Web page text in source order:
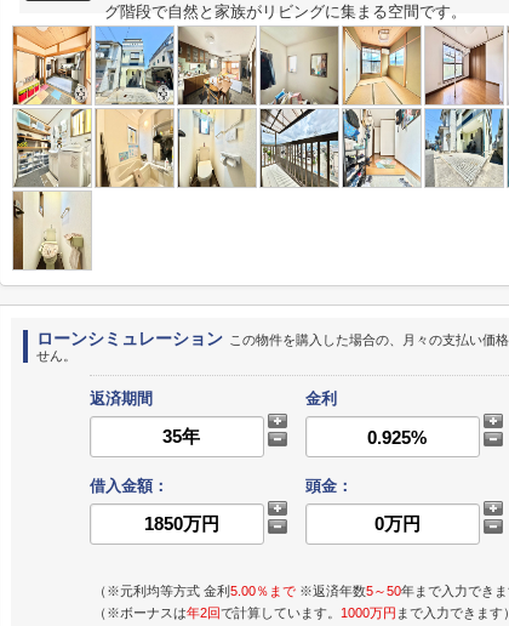
グ階段で自然と家族がリビングに集まる空間です。
ローンシミュレーション この物件を購入した場合の、月々の支払い価
せん。
返済期間 金利
借入金額：
頭金：
（※元利均等方式 金利5.00％まで ※返済年数5～50年まで入力できま
（※ボーナスは年2回で計算しています。 1000万円 まで入力できます）